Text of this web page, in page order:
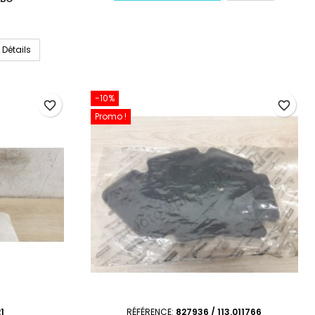
Détails
favorite_border
-10%
Promo !
RÉFÉRENCE: 827936 / 113.011766
favorite_border